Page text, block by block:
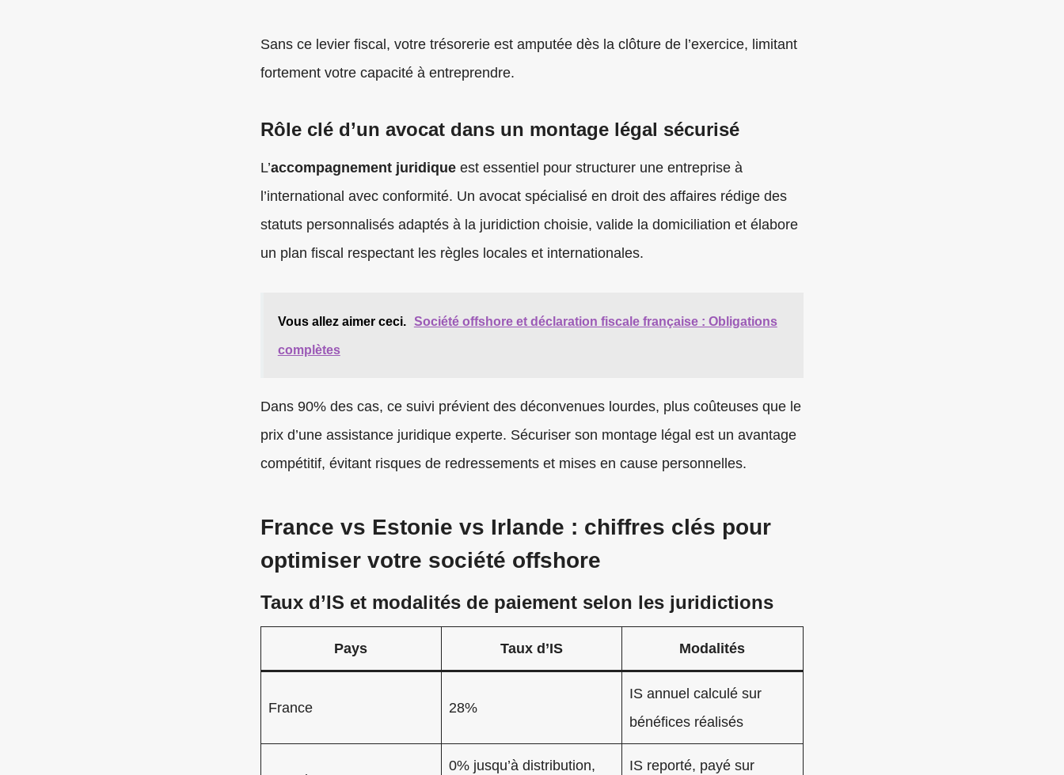
Sans ce levier fiscal, votre trésorerie est amputée dès la clôture de l’exercice, limitant
fortement votre capacité à entreprendre.
Rôle clé d’un avocat dans un montage légal sécurisé
L’accompagnement juridiqueest essentiel pour structurer une entreprise à
l’international avec conformité. Un avocat spécialisé en droit des affaires rédige des
statuts personnalisés adaptés à la juridiction choisie, valide la domiciliation et élabore
un plan fiscal respectant les règles locales et internationales.
Vous allez aimer ceci. Société offshore et déclaration fiscale française : Obligations
complètes
Dans 90% des cas, ce suivi prévient des déconvenues lourdes, plus coûteuses que le
prix d’une assistance juridique experte. Sécuriser son montage légal est un avantage
compétitif, évitant risques de redressements et mises en cause personnelles.
France vs Estonie vs Irlande : chiffres clés pour
optimiser votre société offshore
Taux d’IS et modalités de paiement selon les juridictions
Pays Taux d’IS Modalités
France 28%
IS annuel calculé sur
bénéfices réalisés
0% jusqu’à distribution, IS reporté, payé sur